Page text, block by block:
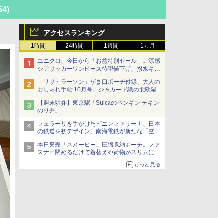
アクセスランキング
1時間 24時間 1週間 1カ月
ユニクロ、今日から「お盆特別セール」。涼感
シアサッカーワンピース待望値下げ、撥水ギア
ショーツは1990円に
「リサ・ラーソン」がま口ポーチ付録、大人の
おしゃれ手帖 10月号。ジャカード織の北欧猫デ
ザイン
【週末駅弁】東京駅「Suicaのペンギン チキン
のり弁」
フェラーリを手がけたピニンファリーナ、日本
の鉄道を初デザイン。南海電鉄が新たな「空港
特急」をなにわ筋線へ導入
本日発売「スヌーピー」圧縮収納ポーチ。ファ
スナー閉めるだけで着替えや荷物がスリムにま
もっと見る